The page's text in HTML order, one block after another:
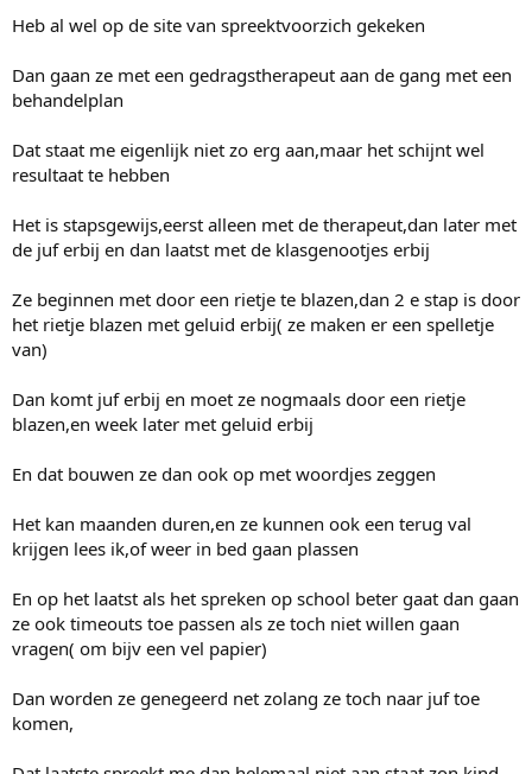
Heb al wel op de site van spreektvoorzich gekeken
Dan gaan ze met een gedragstherapeut aan de gang met een
behandelplan
Dat staat me eigenlijk niet zo erg aan,maar het schijnt wel
resultaat te hebben
Het is stapsgewijs,eerst alleen met de therapeut,dan later met
de juf erbij en dan laatst met de klasgenootjes erbij
Ze beginnen met door een rietje te blazen,dan 2 e stap is door
het rietje blazen met geluid erbij( ze maken er een spelletje
van)
Dan komt juf erbij en moet ze nogmaals door een rietje
blazen,en week later met geluid erbij
En dat bouwen ze dan ook op met woordjes zeggen
Het kan maanden duren,en ze kunnen ook een terug val
krijgen lees ik,of weer in bed gaan plassen
En op het laatst als het spreken op school beter gaat dan gaan
ze ook timeouts toe passen als ze toch niet willen gaan
vragen( om bijv een vel papier)
Dan worden ze genegeerd net zolang ze toch naar juf toe
komen,